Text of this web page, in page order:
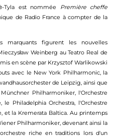
Tyla est nommée
Première cheffe
de Radio France à compter de la
marquants figurent les nouvelles
Weinberg au Teatro Real de
en scène par Krzysztof Warlikowski
avec le New York Philharmonic, la
de Leipzig, ainsi que
Philharmoniker, l'Orchestre
Philadelphia Orchestra, l'Orchestre
et la Kremerata Baltica. Au printemps
Philharmoniker, devenant ainsi la
riche en traditions lors d'un